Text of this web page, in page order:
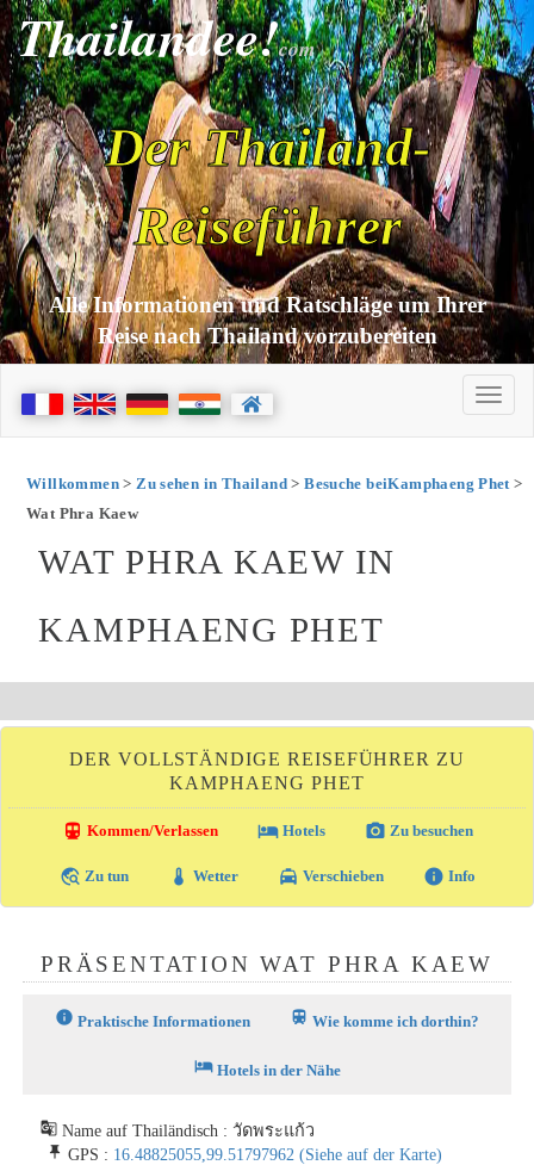
Thailandee!com
Der Thailand-
Reiseführer
Alle Informationen und Ratschläge um Ihrer
Reise nach Thailand vorzubereiten
Willkommen>Zu sehen in Thailand>Besuche beiKamphaeng Phet>
Wat Phra Kaew
WAT PHRA KAEW IN
KAMPHAENG PHET
DER VOLLSTÄNDIGE REISEFÜHRER ZU
KAMPHAENG PHET
directions_transit Kommen/Verlassen local_hotelHotels photo_camera Zu besuchen
travel_explore Zu tun thermostat Wetter local_taxi Verschieben info Info
PRÄSENTATION WAT PHRA KAEW
info Praktische Informationen train Wie komme ich dorthin?
hotelHotels in der Nähe
g_translate Name auf Thailändisch : วัดพระแก้ว
push_pin GPS : 16.48825055,99.51797962 (Siehe auf der Karte)